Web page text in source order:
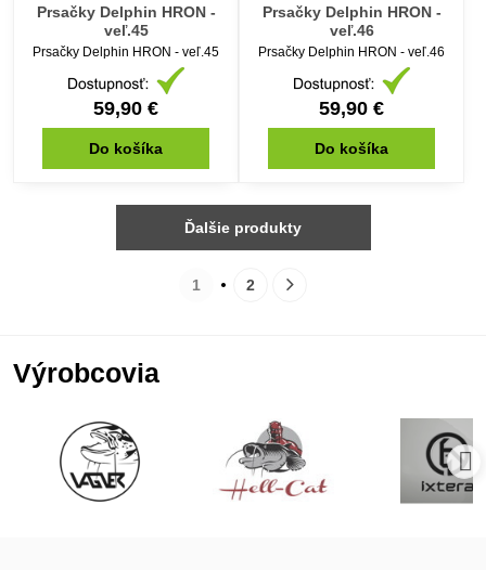
Prsačky Delphin HRON -
veľ.45
Prsačky Delphin HRON - veľ.45
59,90 €
Do košíka
Prsačky Delphin HRON -
veľ.46
Prsačky Delphin HRON - veľ.46
59,90 €
Do košíka
Ďalšie produkty
1 2
Výrobcovia